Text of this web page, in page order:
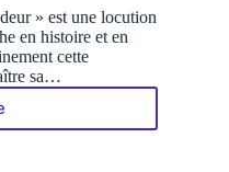
» est une locution
en histoire et en
cette
sa…